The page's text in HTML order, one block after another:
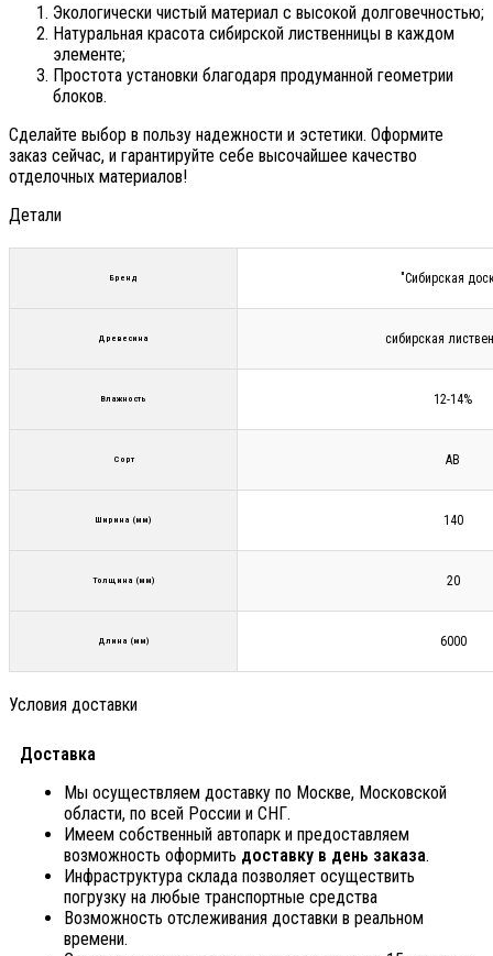
Экологически чистый материал с высокой долговечностью;
Натуральная красота сибирской лиственницы в каждом
элементе;
Простота установки благодаря продуманной геометрии
блоков.
Сделайте выбор в пользу надежности и эстетики. Оформите
заказ сейчас, и гарантируйте себе высочайшее качество
отделочных материалов!
Детали
Бренд "Сибирская
Древесина сибирская
Влажность 12-14%
Сорт АВ
Ширина (мм) 140
Толщина (мм) 20
Длина (мм) 6000
Условия доставки
Доставка
Мы осуществляем доставку по Москве, Московской
области, по всей России и СНГ.
Имеем собственный автопарк и предоставляем
возможность оформить доставку в день заказа.
Инфраструктура склада позволяет осуществить
погрузку на любые транспортные средства
Возможность отслеживания доставки в реальном
времени.